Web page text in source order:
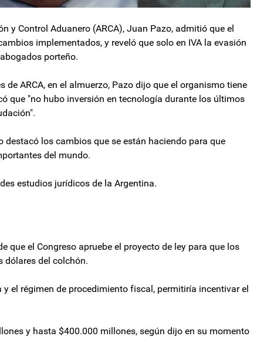
y Control Aduanero (ARCA), Juan Pazo, admitió que el
implementados, y reveló que solo en IVA la evasión
porteño.
ARCA, en el almuerzo, Pazo dijo que el organismo tiene
que "no hubo inversión en tecnología durante los últimos
destacó los cambios que se están haciendo para que
del mundo.
estudios jurídicos de la Argentina.
que el Congreso apruebe el proyecto de ley para que los
dólares del colchón.
el régimen de procedimiento fiscal, permitiría incentivar el
y hasta $400.000 millones, según dijo en su momento